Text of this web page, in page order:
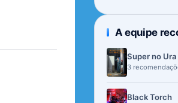
A equipe
Super no
3
Black Torch